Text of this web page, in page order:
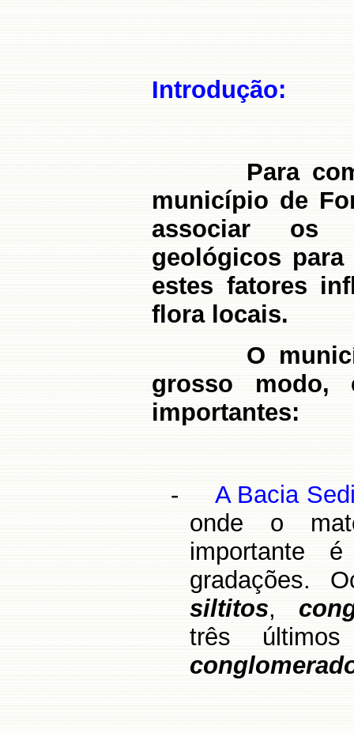
Introdução:
Para
município de
associar os
geológicos
estes fatores
flora locais.
O
grosso modo,
importantes:
-
A Bacia
onde o
gradações.
siltitos,
três